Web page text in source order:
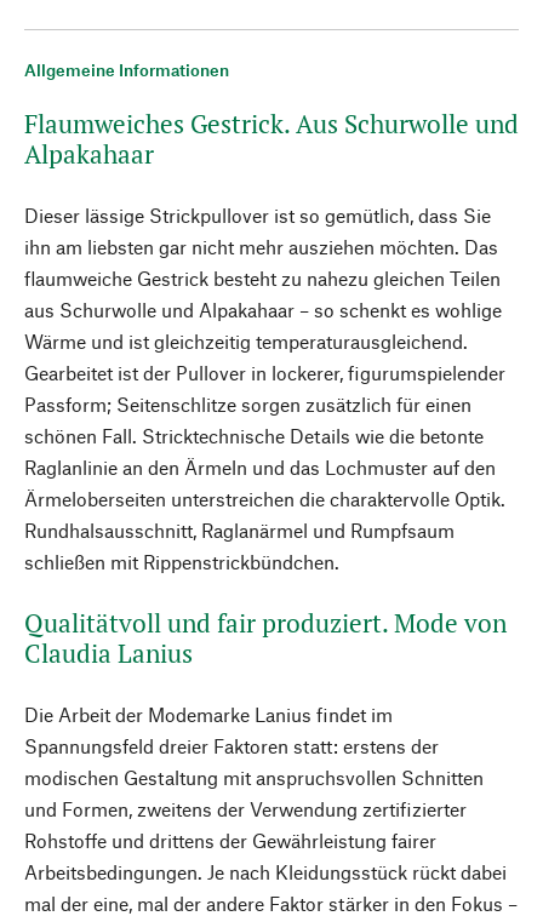
Allgemeine Informationen
Flaumweiches Gestrick. Aus Schurwolle und
Alpakahaar
Dieser lässige Strickpullover ist so gemütlich, dass Sie
ihn am liebsten gar nicht mehr ausziehen möchten. Das
flaumweiche Gestrick besteht zu nahezu gleichen Teilen
aus Schurwolle und Alpakahaar – so schenkt es wohlige
Wärme und ist gleichzeitig temperaturausgleichend.
Gearbeitet ist der Pullover in lockerer, figurumspielender
Passform; Seitenschlitze sorgen zusätzlich für einen
schönen Fall. Stricktechnische Details wie die betonte
Raglanlinie an den Ärmeln und das Lochmuster auf den
Ärmeloberseiten unterstreichen die charaktervolle Optik.
Rundhalsausschnitt, Raglanärmel und Rumpfsaum
schließen mit Rippenstrickbündchen.
Qualitätvoll und fair produziert. Mode von
Claudia Lanius
Die Arbeit der Modemarke Lanius findet im
Spannungsfeld dreier Faktoren statt: erstens der
modischen Gestaltung mit anspruchsvollen Schnitten
und Formen, zweitens der Verwendung zertifizierter
Rohstoffe und drittens der Gewährleistung fairer
Arbeitsbedingungen. Je nach Kleidungsstück rückt dabei
mal der eine, mal der andere Faktor stärker in den Fokus –